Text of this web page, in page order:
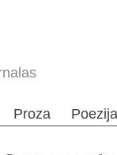
Proza Poezija